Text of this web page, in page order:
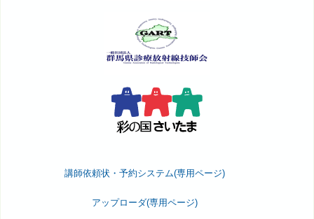
講師依頼状・予約システム(専用ページ)
アップローダ(専用ページ)